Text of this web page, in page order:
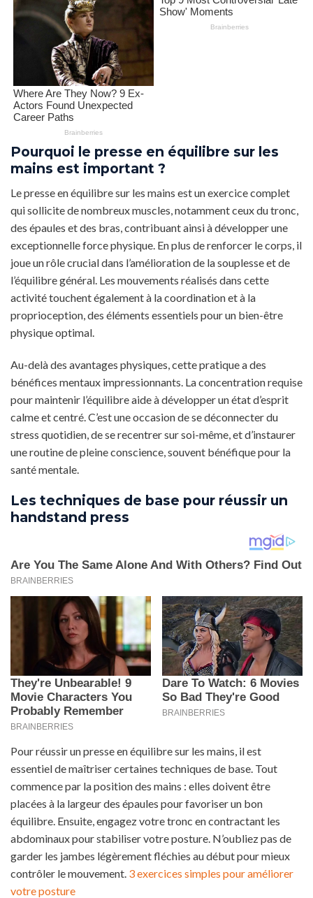
Pourquoi le presse en équilibre sur les
mains est important ?
Le presse en équilibre sur les mains est un exercice complet
qui sollicite de nombreux muscles, notamment ceux du tronc,
des épaules et des bras, contribuant ainsi à développer une
exceptionnelle force physique. En plus de renforcer le corps, il
joue un rôle crucial dans l’amélioration de la souplesse et de
l’équilibre général. Les mouvements réalisés dans cette
activité touchent également à la coordination et à la
proprioception, des éléments essentiels pour un bien-être
physique optimal.
Au-delà des avantages physiques, cette pratique a des
bénéfices mentaux impressionnants. La concentration requise
pour maintenir l’équilibre aide à développer un état d’esprit
calme et centré. C’est une occasion de se déconnecter du
stress quotidien, de se recentrer sur soi-même, et d’instaurer
une routine de pleine conscience, souvent bénéfique pour la
santé mentale.
Les techniques de base pour réussir un
handstand press
Pour réussir un presse en équilibre sur les mains, il est
essentiel de maîtriser certaines techniques de base. Tout
commence par la position des mains : elles doivent être
placées à la largeur des épaules pour favoriser un bon
équilibre. Ensuite, engagez votre tronc en contractant les
abdominaux pour stabiliser votre posture. N’oubliez pas de
garder les jambes légèrement fléchies au début pour mieux
contrôler le mouvement. 3 exercices simples pour améliorer
votre posture